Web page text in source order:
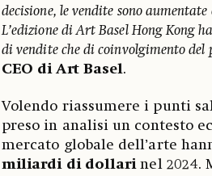
decisione, le vendite sono
L’edizione di Art Basel Hong Kong
di vendite che di coinvolgimento del
CEO di Art Basel.
Volendo riassumere i punti
preso in analisi un contesto
mercato globale dell’arte
miliardi di dollarinel 2024.